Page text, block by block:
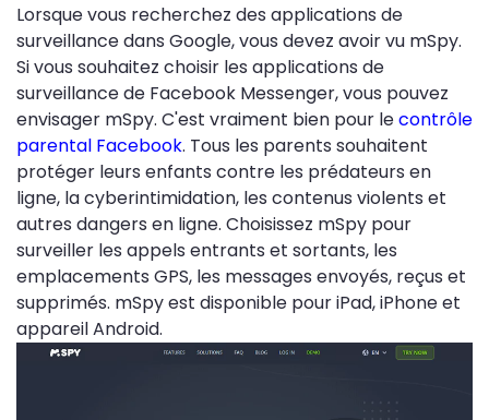
Lorsque vous recherchez des applications de
surveillance dans Google, vous devez avoir vu mSpy.
Si vous souhaitez choisir les applications de
surveillance de Facebook Messenger, vous pouvez
envisager mSpy. C'est vraiment bien pour lecontrôle
parental Facebook. Tous les parents souhaitent
protéger leurs enfants contre les prédateurs en
ligne, la cyberintimidation, les contenus violents et
autres dangers en ligne. Choisissez mSpy pour
surveiller les appels entrants et sortants, les
emplacements GPS, les messages envoyés, reçus et
supprimés. mSpy est disponible pour iPad, iPhone et
appareil Android.